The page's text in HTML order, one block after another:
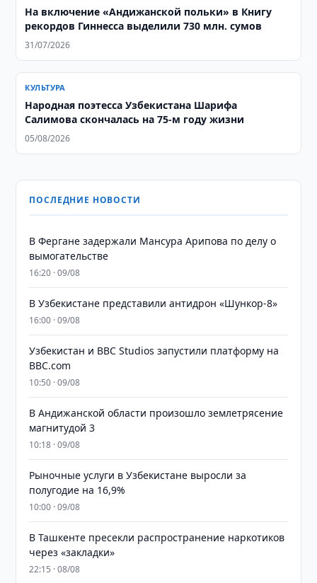
На включение «Андижанской польки» в Книгу
рекордов Гиннесса выделили 730 млн. сумов
31/07/2026
КУЛЬТУРА
Народная поэтесса Узбекистана Шарифа
Салимова скончалась на 75-м году жизни
05/08/2026
ПОСЛЕДНИЕ НОВОСТИ
В Фергане задержали Мансура Арипова по делу о
вымогательстве
16:20 · 09/08
В Узбекистане представили антидрон «Шункор-8»
16:00 · 09/08
Узбекистан и BBC Studios запустили платформу на
BBC.com
10:50 · 09/08
В Андижанской области произошло землетрясение
магнитудой 3
10:18 · 09/08
Рыночные услуги в Узбекистане выросли за
полугодие на 16,9%
10:00 · 09/08
В Ташкенте пресекли распространение наркотиков
через «закладки»
22:15 · 08/08